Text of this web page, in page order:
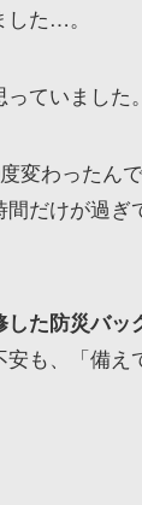
た…。
ていました。
変わったんで
だけが過ぎ
した防災バッ
安も、「備